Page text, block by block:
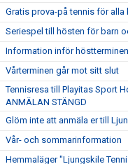
Gratis prova-på tennis för alla
Seriespel till hösten för barn
Information inför höstterminen
Vårterminen går mot sitt slut
Tennisresa till Playitas Sport
ANMÄLAN STÄNGD
Glöm inte att anmäla er till
Vår- och sommarinformation
Hemmaläger "Ljungskile